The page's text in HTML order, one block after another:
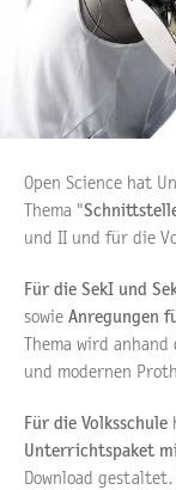
Open Science hat
Thema "
und II und für die
Für die SekI und
sowieAnregungen
Thema wird
und modernen
Für die Volksschule
Unterrichtspaket
Download